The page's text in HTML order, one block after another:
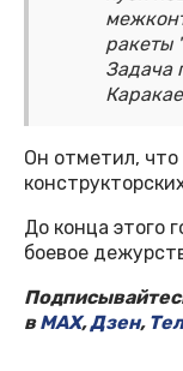
ракеты
Задача
Он отметил,
До конца этого
боевое
вMAX,Дзен,